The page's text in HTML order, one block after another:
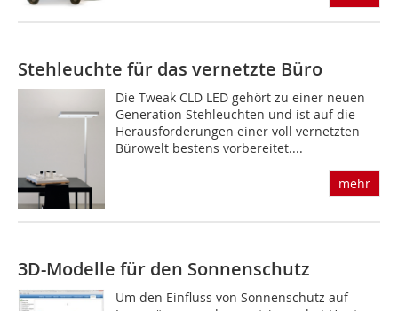
Stehleuchte für das vernetzte Büro
Die Tweak CLD LED gehört zu einer neuen
Generation Stehleuchten und ist auf die
Herausforderungen einer voll vernetzten
Bürowelt bestens vorbereitet....
mehr
3D-Modelle für den Sonnenschutz
Um den Einfluss von Sonnenschutz auf